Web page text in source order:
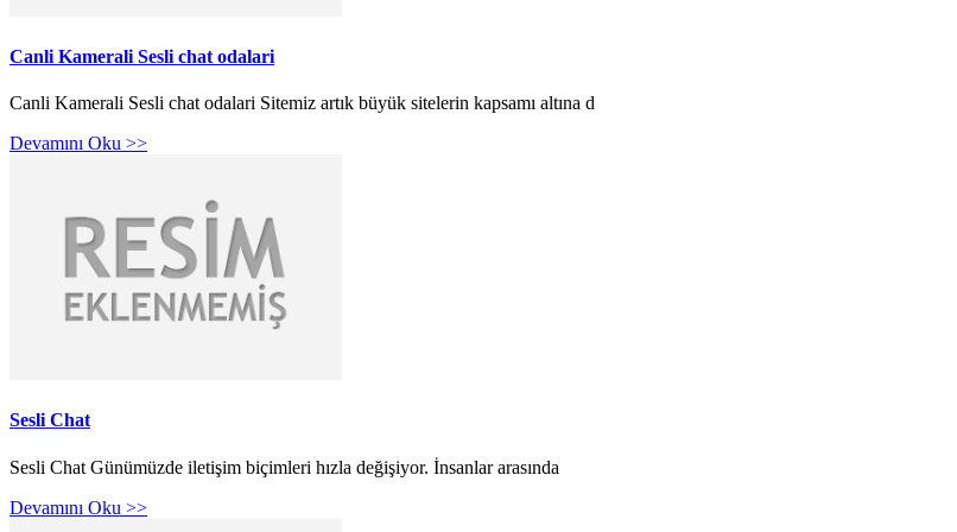
Canli Kamerali Sesli chat odalari
Canli Kamerali Sesli chat odalari Sitemiz artık büyük sitelerin kapsamı altına d
Devamını Oku >>
Sesli Chat
Sesli Chat Günümüzde iletişim biçimleri hızla değişiyor. İnsanlar arasında
Devamını Oku >>